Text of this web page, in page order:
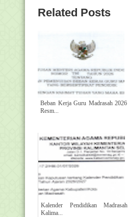
Related Posts
Beban Kerja Guru Madrasah 2026
Resm...
Kalender Pendidikan Madrasah
Kalima...